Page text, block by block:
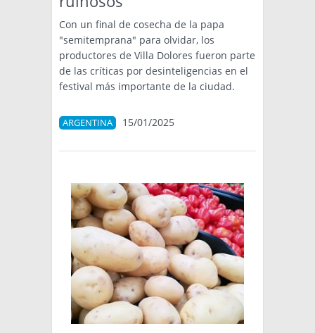
Con un final de cosecha de la papa
"semitemprana" para olvidar, los
productores de Villa Dolores fueron parte
de las críticas por desinteligencias en el
festival más importante de la ciudad.
ARGENTINA 15/01/2025